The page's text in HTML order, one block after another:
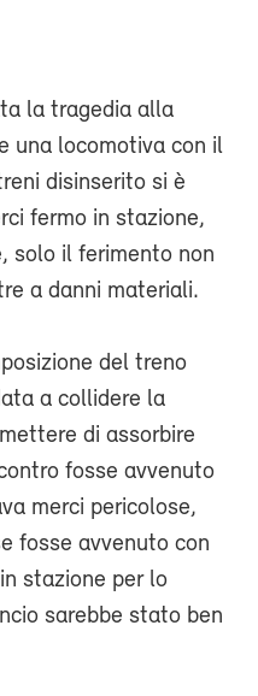
la tragedia alla
una locomotiva con il
disinserito si è
fermo in stazione,
solo il ferimento non
a danni materiali.
del treno
a collidere la
di assorbire
fosse avvenuto
merci pericolose,
fosse avvenuto con
stazione per lo
sarebbe stato ben